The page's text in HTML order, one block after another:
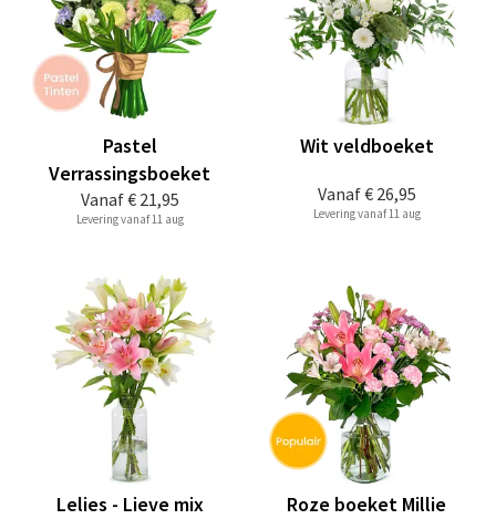
Vanaf€ 21,95
Pastel
Verrassingsboeket
Levering vanaf 11 aug
Vanaf€ 26,95
Wit veldboeket
Levering vanaf 11 aug
Lelies - Lieve mix Roze boeket Millie